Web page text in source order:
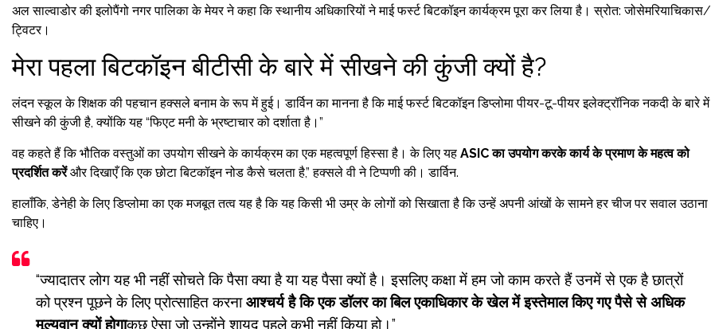
अल साल्वाडोर की इलोपैंगो नगर पालिका के मेयर ने कहा कि स्थानीय अधिकारियों ने माई फर्स्ट बिटकॉइन कार्यक्रम पूरा कर लिया है। स्रोत: जोसेमरियाचिकास/
ट्विटर।
मेरा पहला बिटकॉइन बीटीसी के बारे में सीखने की कुंजी क्यों है?
लंदन स्कूल के शिक्षक की पहचान हक्सले बनाम के रूप में हुई। डार्विन का मानना ​​है कि माई फर्स्ट बिटकॉइन डिप्लोमा पीयर-टू-पीयर इलेक्ट्रॉनिक नकदी के बारे में
सीखने की कुंजी है, क्योंकि यह “फिएट मनी के भ्रष्टाचार को दर्शाता है।”
वह कहते हैं कि भौतिक वस्तुओं का उपयोग सीखने के कार्यक्रम का एक महत्वपूर्ण हिस्सा है। के लिए यह ASIC का उपयोग करके कार्य के प्रमाण के महत्व को
प्रदर्शित करेंऔर दिखाएँ कि एक छोटा बिटकॉइन नोड कैसे चलता है,” हक्सले वी ने टिप्पणी की। डार्विन.
हालाँकि, डेनेही के लिए डिप्लोमा का एक मजबूत तत्व यह है कि यह किसी भी उम्र के लोगों को सिखाता है कि उन्हें अपनी आंखों के सामने हर चीज पर सवाल उठाना
चाहिए।
“ज्यादातर लोग यह भी नहीं सोचते कि पैसा क्या है या यह पैसा क्यों है। इसलिए कक्षा में हम जो काम करते हैं उनमें से एक है छात्रों
को प्रश्न पूछने के लिए प्रोत्साहित करनाआश्चर्य है कि एक डॉलर का बिल एकाधिकार के खेल में इस्तेमाल किए गए पैसे से अधिक
मूल्यवान क्यों होगाकुछ ऐसा जो उन्होंने शायद पहले कभी नहीं किया हो।”